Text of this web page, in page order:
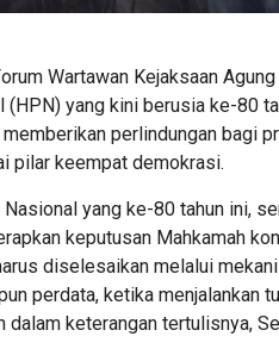
Wartawan Kejaksaan
yang kini berusia ke-80
perlindungan bagi
pilar keempat demokrasi.
yang ke-80 tahun ini,
keputusan Mahkamah
diselesaikan melalui
perdata, ketika menjalankan
dalam keterangan tertulisnya,